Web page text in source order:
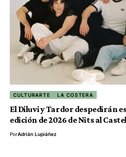
CULTURARTE LA COSTERA
El Diluvi y Tardor despedirán
edición de 2026 de Nits al
PorAdrián Lupiáñez